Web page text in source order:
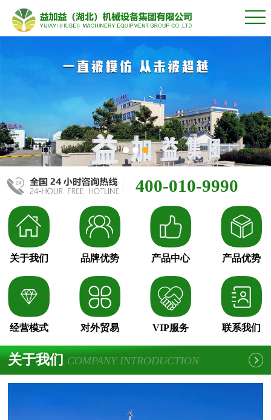
400-010-9990
关于我们 品牌优势 产品中心 产品优势
经营模式 对外贸易 VIP服务 联系我们
关于我们 COMPANY INTRODUCTION